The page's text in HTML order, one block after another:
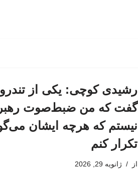
رشیدی کوچی: یکی از
گفت که من ضبط‌صوت
نیستم که هرچه ایشان
تکرار کنم
از ژانویه 29, 2026